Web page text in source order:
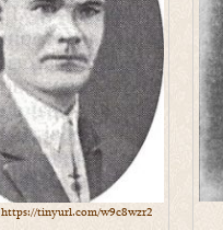
https://tinyurl.com/w9c8wzr2